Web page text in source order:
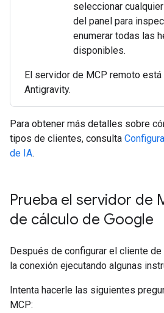
seleccionar
del panel para
enumerar todas las
disponibles.
El servidor de MCP remoto
Antigravity.
Para obtener más detalles sobre
tipos de clientes, consulta
de IA.
Prueba el servidor de
de cálculo de Google
Después de configurar el cliente
la conexión ejecutando algunas
Intenta hacerle las siguientes
MCP: